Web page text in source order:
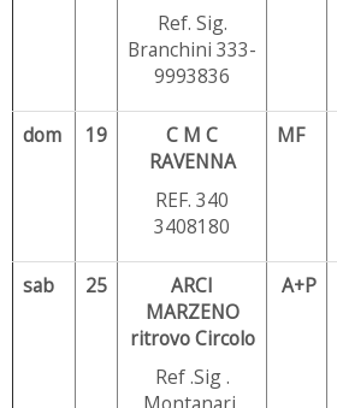
Ref. Sig.
Branchini 333-
9993836
dom 19
C M C
RAVENNA
REF. 340
3408180
MF
sab 25
ARCI
MARZENO
ritrovo Circolo
Ref .Sig .
A+P